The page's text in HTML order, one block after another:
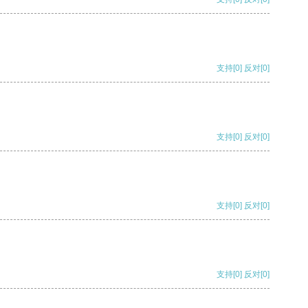
支持[0] 反对[0]
支持[0] 反对[0]
支持[0] 反对[0]
支持[0] 反对[0]